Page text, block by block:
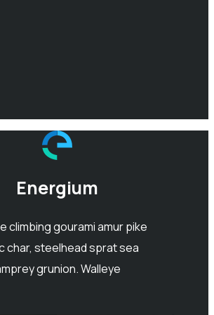
Energium
climbing gourami amur pike
char, steelhead sprat sea
grunion. Walleye